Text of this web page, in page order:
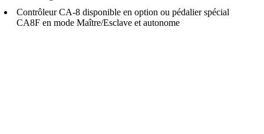
Contrôleur CA-8 disponible en option ou pédalier spécial
CA8F en mode Maître/Esclave et autonome